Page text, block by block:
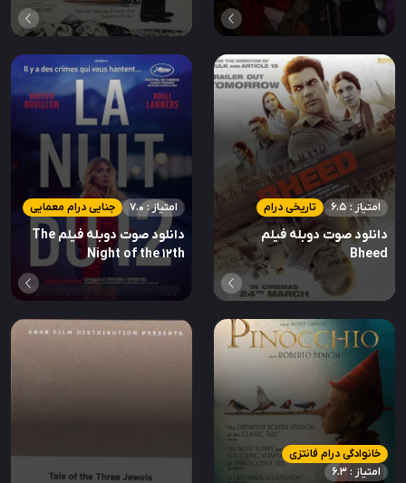
تاریخی درام امتیاز : 6.5
دانلود صوت دوبله فیلم
Bheed
جنایی درام معمایی امتیاز : 7.0
دانلود صوت دوبله فیلم The
Night of the 12th
خانوادگی درام فانتزی
امتیاز : 6.3